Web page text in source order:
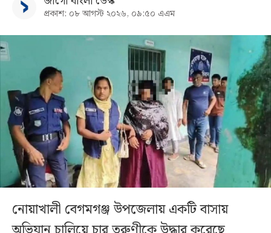
প্রকাশ: ০৮ আগস্ট ২০২৬, ০৯:৫০ এএম
নোয়াখালী বেগমগঞ্জ উপজেলায় একটি বাসায়